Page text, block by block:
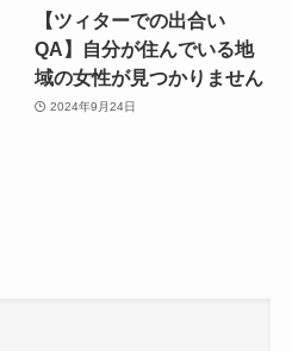
【ツィターでの出合い
QA】自分が住んでいる地
域の女性が見つかりません
2024年9月24日